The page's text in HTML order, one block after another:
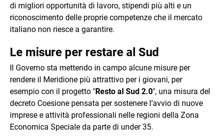
di migliori opportunità di lavoro, stipendi più alti e un
riconoscimento delle proprie competenze che il mercato
italiano non riesce a garantire.
Le misure per restare al Sud
Il Governo sta mettendo in campo alcune misure per
rendere il Meridione più attrattivo per i giovani, per
esempio con il progetto "Resto al Sud 2.0", una misura del
decreto Coesione pensata per sostenere l’avvio di nuove
imprese e attività professionali nelle regioni della Zona
Economica Speciale da parte di under 35.